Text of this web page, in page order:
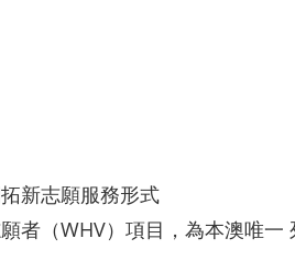
新志願服務形式
者（WHV）項目，為本澳唯一